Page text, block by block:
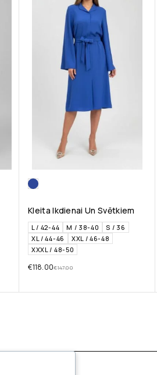
Kleita Ikdienai Un Svētkiem
L / 42-44 M / 38-40
S / 36
XL / 44-46
XXL / 46-48
XXXL / 48-50
€147.00
€118.00